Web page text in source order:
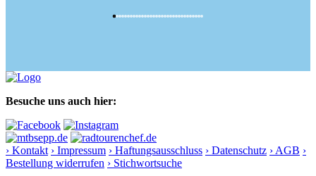
Besuche uns auch hier:
› Kontakt › Impressum › Haftungsausschluss › Datenschutz › AGB ›
Bestellung widerrufen › Stichwortsuche